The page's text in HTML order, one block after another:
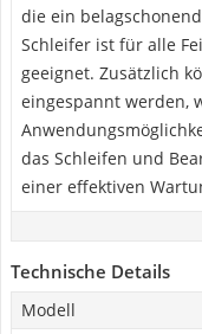
die ein
Schleifer ist für alle
geeignet. Zusätzlich
eingespannt werden,
das Schleifen und
einer effektiven
Technische Details
Modell